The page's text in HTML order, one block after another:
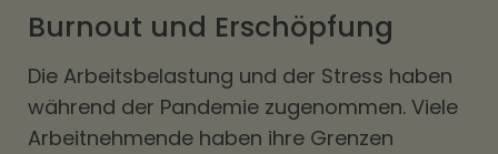
Burnout und Erschöpfung
Die Arbeitsbelastung und der Stress haben
während der Pandemie zugenommen. Viele
Arbeitnehmende haben ihre Grenzen